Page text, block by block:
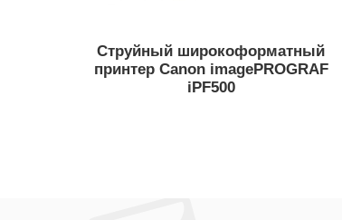
Струйный широкоформатный
принтер Canon imagePROGRAF
iPF500